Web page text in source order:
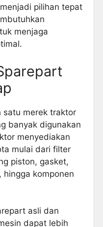
pilihan tepat
menjaga
satu merek traktor
banyak digunakan
menyediakan
mulai dari filter
piston, gasket,
hingga komponen
asli dan
dapat lebih